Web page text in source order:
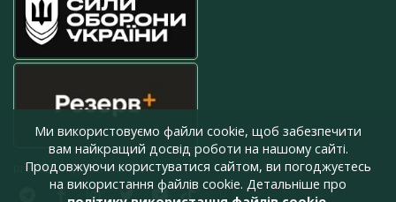
press@armyinform.com.ua
Ми використовуємо файли cookie, щоб забезпечити
вам найкращий досвід роботи на нашому сайті.
Продовжуючи користуватися сайтом, ви погоджуєтесь
на використання файлів cookie. Детальніше про